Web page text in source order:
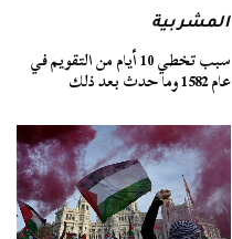
المشربية
سبب تخطي 10 أيام من التقويم في
عام 1582 وما حدث بعد ذلك